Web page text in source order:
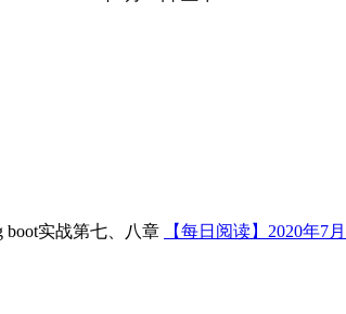
【每日阅读】2020年7